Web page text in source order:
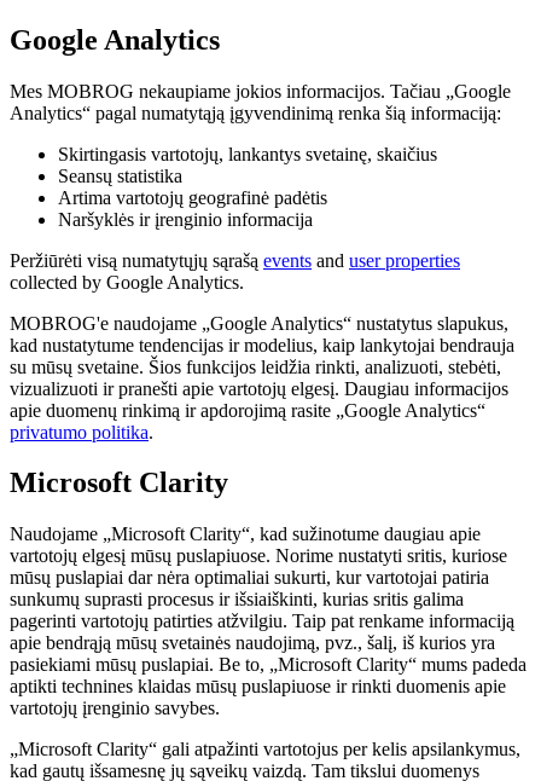
Google Analytics
Mes MOBROG nekaupiame jokios informacijos. Tačiau „Google
Analytics“ pagal numatytąją įgyvendinimą renka šią informaciją:
Skirtingasis vartotojų, lankantys svetainę, skaičius
Seansų statistika
Artima vartotojų geografinė padėtis
Naršyklės ir įrenginio informacija
Peržiūrėti visą numatytųjų sąrašą events and user properties
collected by Google Analytics.
MOBROG'e naudojame „Google Analytics“ nustatytus slapukus,
kad nustatytume tendencijas ir modelius, kaip lankytojai bendrauja
su mūsų svetaine. Šios funkcijos leidžia rinkti, analizuoti, stebėti,
vizualizuoti ir pranešti apie vartotojų elgesį. Daugiau informacijos
apie duomenų rinkimą ir apdorojimą rasite „Google Analytics“
privatumo politika.
Microsoft Clarity
Naudojame „Microsoft Clarity“, kad sužinotume daugiau apie
vartotojų elgesį mūsų puslapiuose. Norime nustatyti sritis, kuriose
mūsų puslapiai dar nėra optimaliai sukurti, kur vartotojai patiria
sunkumų suprasti procesus ir išsiaiškinti, kurias sritis galima
pagerinti vartotojų patirties atžvilgiu. Taip pat renkame informaciją
apie bendrąją mūsų svetainės naudojimą, pvz., šalį, iš kurios yra
pasiekiami mūsų puslapiai. Be to, „Microsoft Clarity“ mums padeda
aptikti technines klaidas mūsų puslapiuose ir rinkti duomenis apie
vartotojų įrenginio savybes.
„Microsoft Clarity“ gali atpažinti vartotojus per kelis apsilankymus,
kad gautų išsamesnę jų sąveikų vaizdą. Tam tikslui duomenys